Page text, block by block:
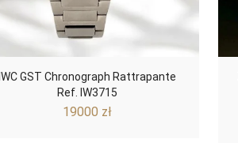
IWC GST Chronograph Rattrapante
Ref. IW3715
19000 zł